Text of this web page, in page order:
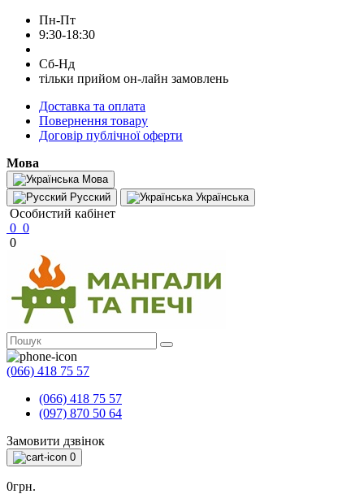
Пн-Пт
9:30-18:30
Сб-Нд
тільки прийом он-лайн замовлень
Доставка та оплата
Повернення товару
Договір публічної оферти
Мова
Мова
Русский
Українська
Особистий кабінет
0 0
0
(066) 418 75 57
(066) 418 75 57
(097) 870 50 64
Замовити дзвінок
0
0грн.